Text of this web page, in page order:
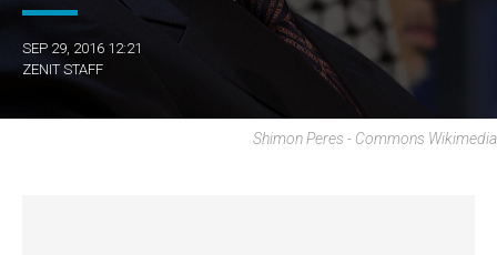
SEP 29, 2016 12:21
ZENIT STAFF
Shimon Peres - Commons Wikimedia